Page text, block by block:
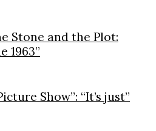
Stone and the Plot:
1963”
Show”: “It’s just”